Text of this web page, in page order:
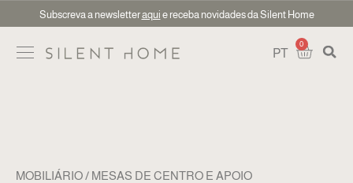
Subscreva a newsletteraqui e receba novidades da Silent Home
PT
0
MOBILIÁRIO MESAS DE CENTRO E APOIO